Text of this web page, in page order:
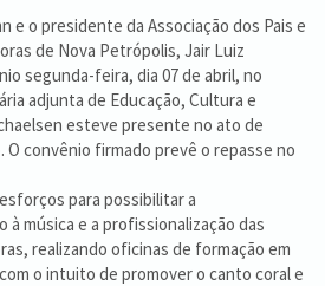
e o presidente da Associação dos Pais e
de Nova Petrópolis, Jair Luiz
segunda-feira, dia 07 de abril, no
adjunta de Educação, Cultura e
esteve presente no ato de
convênio firmado prevê o repasse no
para possibilitar a
à música e a profissionalização das
realizando oficinas de formação em
o intuito de promover o canto coral e